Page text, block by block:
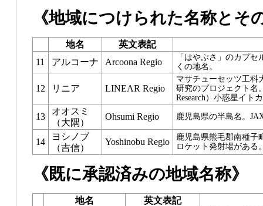
《地域につけられた名称とそ
地名
英文表記
11
アルコーナ Arcoona Regio
「はやぶさ」のカプ
くの地名。
12 リニア LINEAR Regio
マサチューセッツ工科
研究のプロジェクト名
Research）小惑星イト
13
オオスミ
（大隅）
Ohsumi Regio 鹿児島県の半島名。
14
ヨシノブ
（吉信）
Yoshinobu Regio
鹿児島県熊毛郡南種子
ロケット発射場がある
《既に承認済みの地域名称》
地名
英文表記